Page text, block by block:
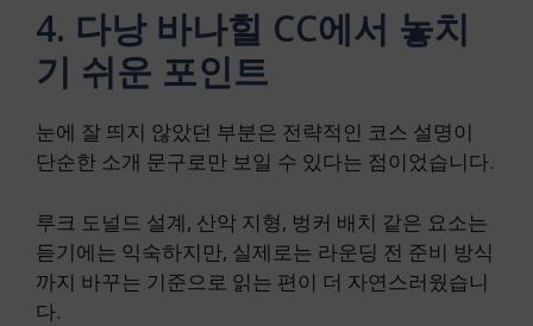
4. 다낭 바나힐 CC에서 놓치
기 쉬운 포인트
눈에 잘 띄지 않았던 부분은 전략적인 코스 설명이
단순한 소개 문구로만 보일 수 있다는 점이었습니다.
루크 도널드 설계, 산악 지형, 벙커 배치 같은 요소는
듣기에는 익숙하지만, 실제로는 라운딩 전 준비 방식
까지 바꾸는 기준으로 읽는 편이 더 자연스러웠습니
다.